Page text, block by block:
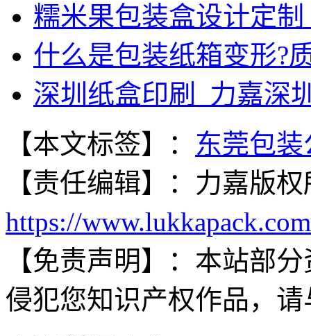
糯米果包装盒设计定
什么是包装纸箱变形?
深圳纸盒印刷_力嘉深
【本文标签】： 东莞包装
【责任编辑】： 力嘉版权
https://www.lukkapack.com
【免责声明】： 本站部
侵犯您知识产权作品，